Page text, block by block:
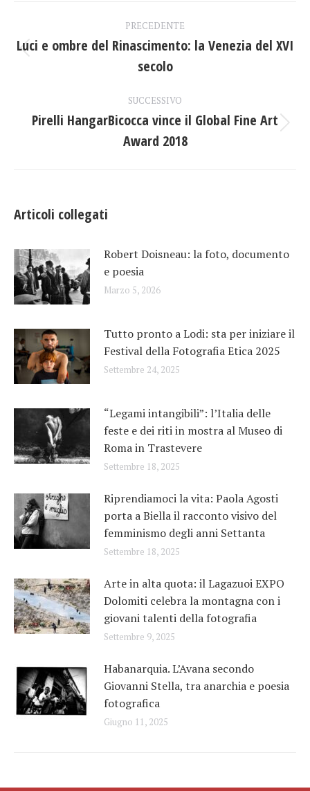
tra
post
PRECEDENTE
Post
precedente:
Luci e ombre del Rinascimento: la Venezia del XVI
secolo
SUCCESSIVO
Prossimo
post:
Pirelli HangarBicocca vince il Global Fine Art
Award 2018
Articoli collegati
Robert Doisneau: la foto, documento
e poesia
Marzo 5, 2026
Tutto pronto a Lodi: sta per iniziare il
Festival della Fotografia Etica 2025
Settembre 24, 2025
“Legami intangibili”: l’Italia delle
feste e dei riti in mostra al Museo di
Roma in Trastevere
Settembre 18, 2025
Riprendiamoci la vita: Paola Agosti
porta a Biella il racconto visivo del
femminismo degli anni Settanta
Settembre 18, 2025
Arte in alta quota: il Lagazuoi EXPO
Dolomiti celebra la montagna con i
giovani talenti della fotografia
Settembre 9, 2025
Habanarquia. L’Avana secondo
Giovanni Stella, tra anarchia e poesia
fotografica
Giugno 11, 2025